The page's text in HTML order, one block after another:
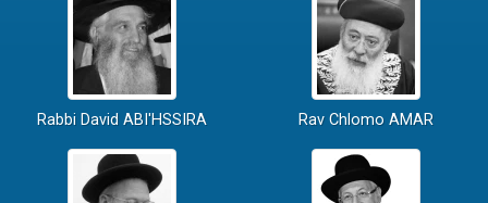
Rabbi David ABI'HSSIRA Rav Chlomo AMAR